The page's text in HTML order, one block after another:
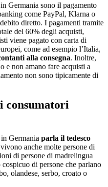
Germania sono il pagamento
come PayPal, Klarna o
diretto. I pagamenti tramite
del 60% degli acquisti,
viene pagato con carta di
come ad esempio l’Italia,
alla consegna. Inoltre,
e non amano fare acquisti a
non sono tipicamente di
consumatori
Germania parla il tedesco
anche molte persone di
di persone di madrelingua
di persone che parlano
olandese, serbo, croato o